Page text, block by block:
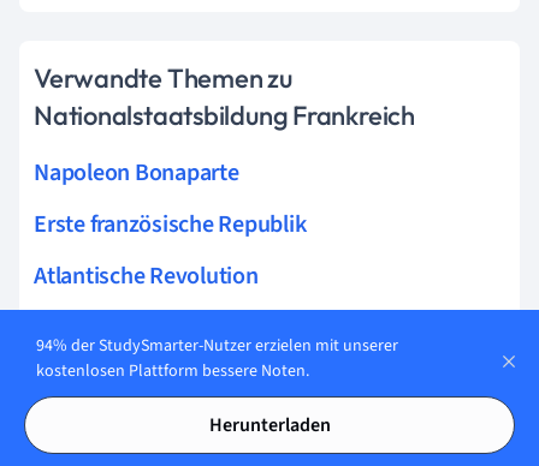
Verwandte Themen zu
Nationalstaatsbildung Frankreich
Napoleon Bonaparte
Erste französische Republik
Atlantische Revolution
Julimonarchie
94% der StudySmarter-Nutzer erzielen mit unserer
kostenlosen Plattform bessere Noten.
Herunterladen